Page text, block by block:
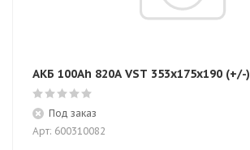
АКБ 100Ah 820A VST 353х175х190 (+/-)
Под заказ
Арт: 600310082